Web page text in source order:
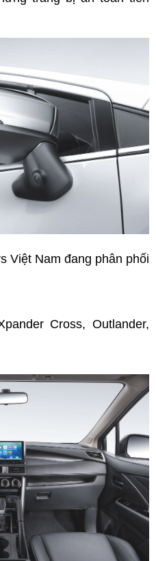
Việt Nam đang phân phối
Cross, Outlander,